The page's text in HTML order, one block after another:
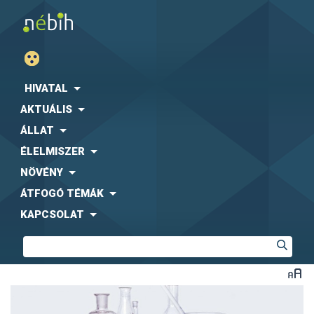
HIVATAL
AKTUÁLIS
ÁLLAT
ÉLELMISZER
NÖVÉNY
ÁTFOGÓ TÉMÁK
KAPCSOLAT